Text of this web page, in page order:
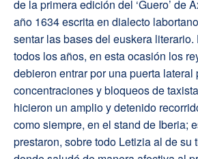
de la primera edición del ‘Guero’ de
año 1634 escrita en dialecto
sentar las bases del euskera
todos los años, en esta ocasión los
debieron entrar por una puerta lateral
concentraciones y bloqueos de
hicieron un amplio y detenido
como siempre, en el stand de Iberia;
prestaron, sobre todo Letizia al de su